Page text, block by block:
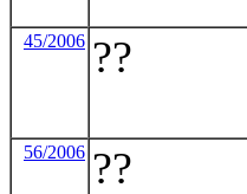
45/2006 ??
56/2006 ??